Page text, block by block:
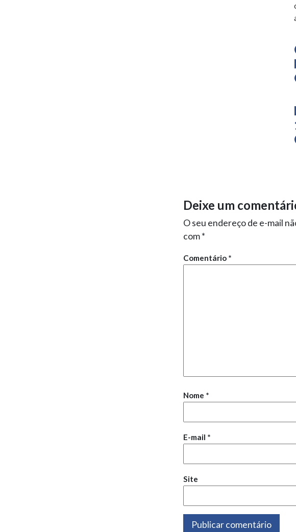
Deixe um
O seu endereço de e-mail
com*
Comentário *
Nome *
E-mail *
Site